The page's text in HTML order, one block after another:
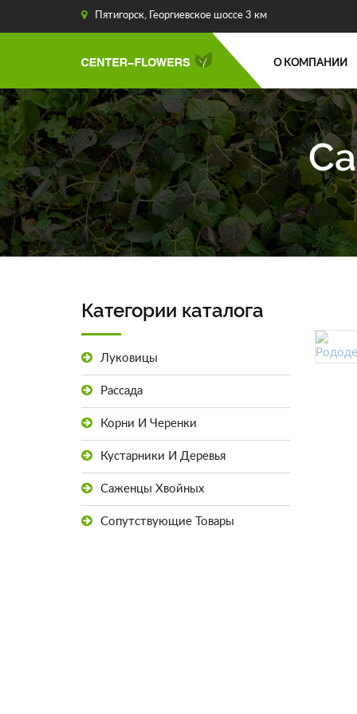
Пятигорск, Георгиевское шоссе 3 км
О КОМПАНИИ
Категории каталога
Луковицы
Рассада
Корни И Черенки
Кустарники И Деревья
Саженцы Хвойных
Сопутствующие Товары